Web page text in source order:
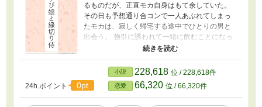
るものだが、正直モカ自身はもて余していた。
その日も予想通り合コンで一人あぶれてしまっ
たモカは、寂しく帰宅する途中でひとりの男と
出会う。 強引に誘われて一緒に飲むことになっ
たのだが、どうやら彼にも不思議な力があるよ
うで… 特技のせいで恋愛に少し臆病になった女
子と、不思議な力を持つツンデレ男子のラブス
トーリーです。 ※以前公開していたものを再公
開しています。
24h.ポイント 0pt
小説 228,618 位 / 228,618件
恋愛 66,320 位 / 66,320件